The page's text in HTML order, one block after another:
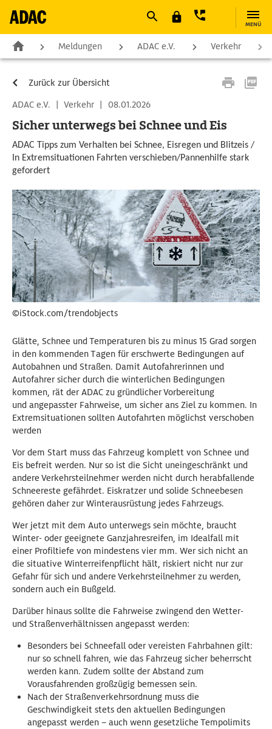
MENÜ
Meldungen ADAC e.V. Verkehr
Zurück zur Übersicht
ADAC e.V.
| Verkehr | 08.01.2026
Sicher unterwegs bei Schnee und Eis
ADAC Tipps zum Verhalten bei Schnee, Eisregen und Blitzeis /
In Extremsituationen Fahrten verschieben/Pannenhilfe stark
gefordert
©iStock.com/trendobjects
Glätte, Schnee und Temperaturen bis zu minus 15 Grad sorgen
in den kommenden Tagen für erschwerte Bedingungen auf
Autobahnen und Straßen. Damit Autofahrerinnen und
Autofahrer sicher durch die winterlichen Bedingungen
kommen, rät der ADAC zu gründlicher Vorbereitung
und angepasster Fahrweise, um sicher ans Ziel zu kommen. In
Extremsituationen sollten Autofahrten möglichst verschoben
werden
Vor dem Start muss das Fahrzeug komplett von Schnee und
Eis befreit werden. Nur so ist die Sicht uneingeschränkt und
andere Verkehrsteilnehmer werden nicht durch herabfallende
Schneereste gefährdet. Eiskratzer und solide Schneebesen
gehören daher zur Winterausrüstung jedes Fahrzeugs.
Wer jetzt mit dem Auto unterwegs sein möchte, braucht
Winter- oder geeignete Ganzjahresreifen, im Idealfall mit
einer Profiltiefe von mindestens vier mm. Wer sich nicht an
die situative Winterreifenpflicht hält, riskiert nicht nur zur
Gefahr für sich und andere Verkehrsteilnehmer zu werden,
sondern auch ein Bußgeld.
Darüber hinaus sollte die Fahrweise zwingend den Wetter-
und Straßenverhältnissen angepasst werden:
Besonders bei Schneefall oder vereisten Fahrbahnen gilt:
nur so schnell fahren, wie das Fahrzeug sicher beherrscht
werden kann. Zudem sollte der Abstand zum
Vorausfahrenden großzügig bemessen sein.
Nach der Straßenverkehrsordnung muss die
Geschwindigkeit stets den aktuellen Bedingungen
angepasst werden – auch wenn gesetzliche Tempolimits